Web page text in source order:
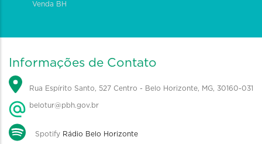
Venda BH
Informações de Contato
Rua Espírito Santo, 527 Centro - Belo Horizonte, MG, 30160-031
belotur@pbh.gov.br
Spotify Rádio Belo Horizonte